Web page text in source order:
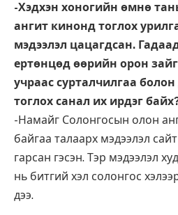
-Хэдхэн хоногийн өмнө
ангит кинонд тоглох
мэдээлэл цацагдсан.
ертөнцөд өөрийн орон
учраас сурталчилгаа
тоглох санал их ирдэг
-Намайг Солонгосын олон
байгаа талаарх мэдээлэл
гарсан гэсэн. Тэр мэдээлэл
нь битгий хэл солонгос
дээ.